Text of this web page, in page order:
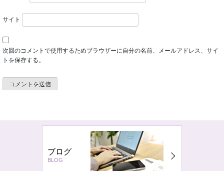
サイト
次回のコメントで使用するためブラウザーに自分の名前、メールアドレス、サイ
トを保存する。
ブログ
BLOG